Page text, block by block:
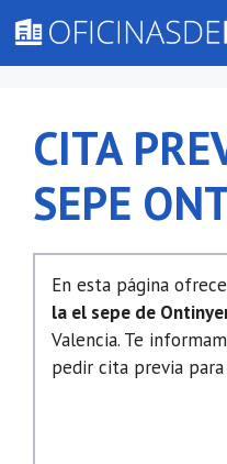
contenido
CITA
SEPE
En esta página
la el sepe de
Valencia. Te
pedir cita previa